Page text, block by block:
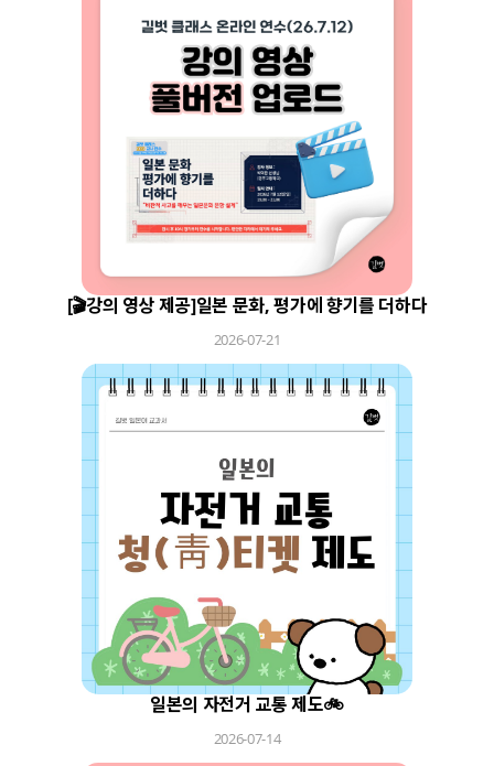
[🎬강의 영상 제공]일본 문화, 평가에 향기를 더하다
2026-07-21
일본의 자전거 교통 제도🚲
2026-07-14